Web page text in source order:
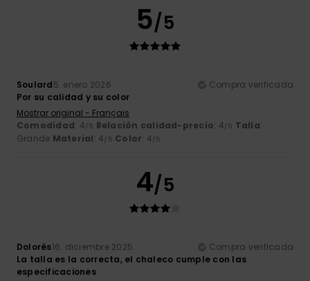
5/5
Soulard5. enero 2026
Compra verificada
Por su calidad y su color
Mostrar original - Français
Comodidad: 4/5 Relación calidad-precio: 4/5 Talla:
Grande Material: 4/5 Color: 4/5
4/5
Dolorès16. diciembre 2025
Compra verificada
La talla es la correcta, el chaleco cumple con las
especificaciones